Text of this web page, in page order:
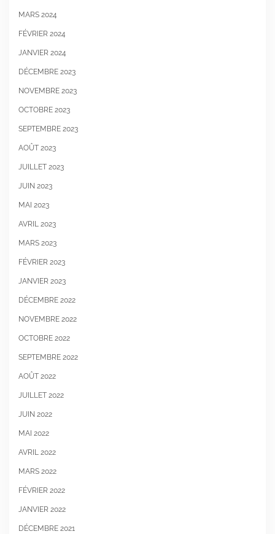
MARS 2024
FÉVRIER 2024
JANVIER 2024
DÉCEMBRE 2023
NOVEMBRE 2023
OCTOBRE 2023
SEPTEMBRE 2023
AOÛT 2023
JUILLET 2023
JUIN 2023
MAI 2023
AVRIL 2023
MARS 2023
FÉVRIER 2023
JANVIER 2023
DÉCEMBRE 2022
NOVEMBRE 2022
OCTOBRE 2022
SEPTEMBRE 2022
AOÛT 2022
JUILLET 2022
JUIN 2022
MAI 2022
AVRIL 2022
MARS 2022
FÉVRIER 2022
JANVIER 2022
DÉCEMBRE 2021